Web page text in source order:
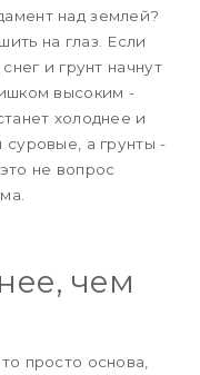
над землей?
на глаз. Если
и грунт начнут
высоким -
холоднее и
а грунты -
не вопрос
чем
просто основа,